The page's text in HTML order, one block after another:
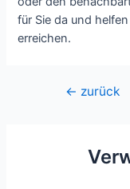
für Sie da und
erreichen.
← zurück